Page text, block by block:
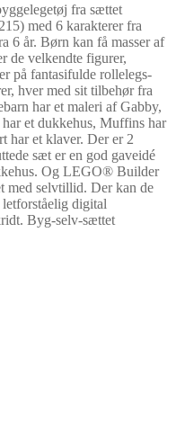
fra sættet
med 6 karakterer fra
6 år. Børn kan få masser af
de velkendte figurer,
på fantasifulde rollelegs-
hver med sit tilbehør fra
har et maleri af Gabby,
et dukkehus, Muffins har
har et klaver. Der er 2
sæt er en god gaveidé
Og LEGO® Builder
med selvtillid. Der kan de
digital
Byg-selv-sættet